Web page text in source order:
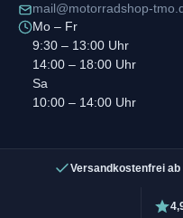
mail@motorradshop-
Mo – Fr
9:30 – 13:00 Uhr
14:00 – 18:00 Uhr
Sa
10:00 – 14:00 Uhr
Versandkostenfrei ab